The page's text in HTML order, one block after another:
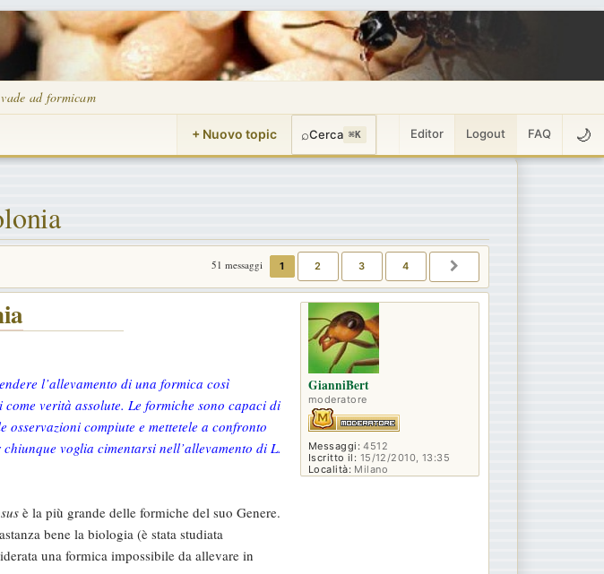
vade ad formicam
+ Nuovo topic ⌕Cerca ⌘K Editor Logout FAQ 🌙
51 messaggi 1 2 3 4
GianniBert
moderatore
Messaggi: 4512
Iscritto il: 15/12/2010, 13:35
Località: Milano
l’allevamento di una formica così
verità assolute. Le formiche sono capaci di
compiute e mettetele a confronto
voglia cimentarsi nell’allevamento di L.
è la più grande delle formiche del suo Genere.
bene la biologia (è stata studiata
una formica impossibile da allevare in